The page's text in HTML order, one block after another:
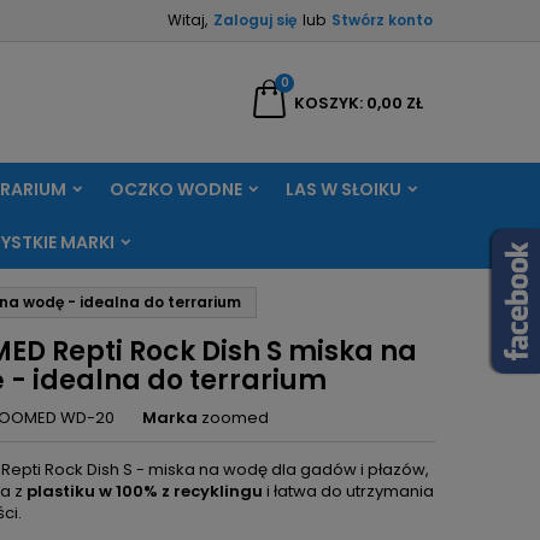
Witaj, Zaloguj się lub Stwórz konto
KOSZYK
0
0,00 ZŁ
OCZKO WODNE LAS W SŁOIKU
MARKI
na wodę - idealna do terrarium
Repti Rock Dish S miska na
- idealna do terrarium
WD-20 Marka zoomed
Repti Rock Dish S - miska na wodę dla gadów i płazów,
z plastiku w 100% z recyklingu i łatwa do utrzymania